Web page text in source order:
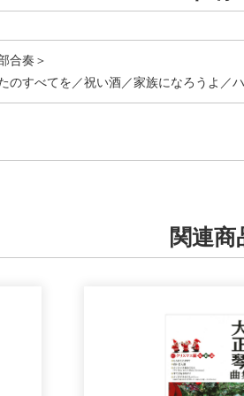
合奏＞
のすべてを／祝い酒／家族になろうよ／
関連商